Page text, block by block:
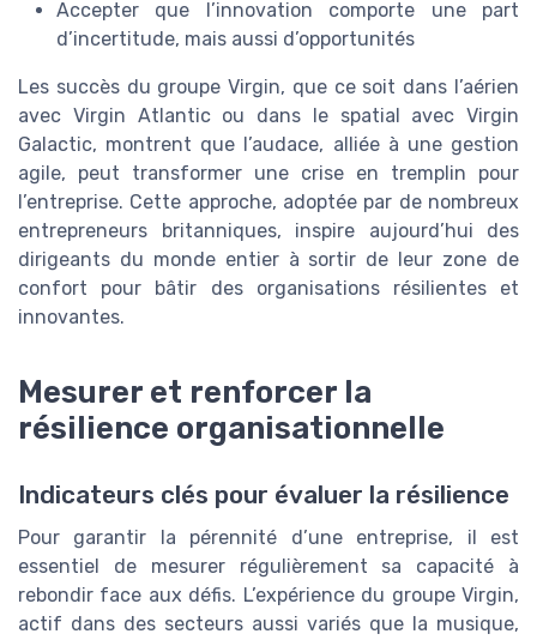
Accepter que l’innovation comporte une part
d’incertitude, mais aussi d’opportunités
Les succès du groupe Virgin, que ce soit dans l’aérien
avec Virgin Atlantic ou dans le spatial avec Virgin
Galactic, montrent que l’audace, alliée à une gestion
agile, peut transformer une crise en tremplin pour
l’entreprise. Cette approche, adoptée par de nombreux
entrepreneurs britanniques, inspire aujourd’hui des
dirigeants du monde entier à sortir de leur zone de
confort pour bâtir des organisations résilientes et
innovantes.
Mesurer et renforcer la
résilience organisationnelle
Indicateurs clés pour évaluer la résilience
Pour garantir la pérennité d’une entreprise, il est
essentiel de mesurer régulièrement sa capacité à
rebondir face aux défis. L’expérience du groupe Virgin,
actif dans des secteurs aussi variés que la musique,